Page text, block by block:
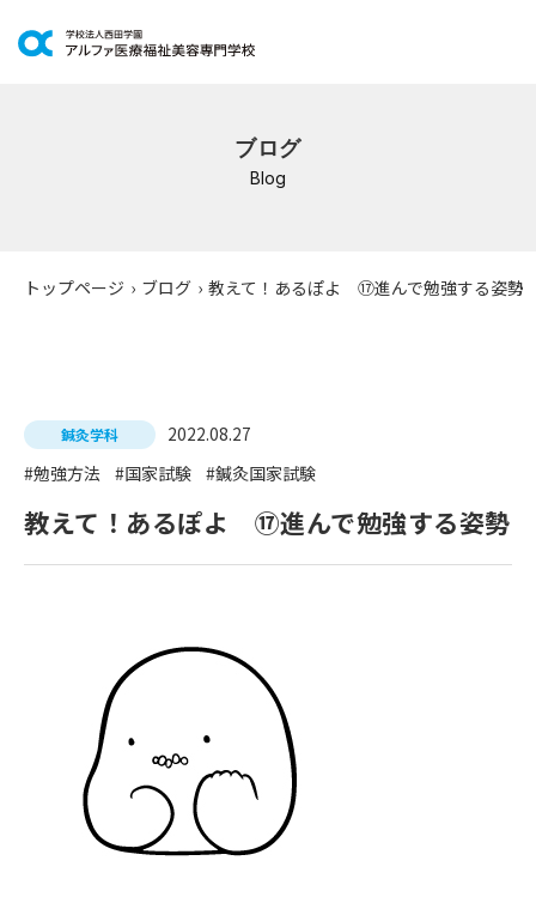
研修・講座
寄付金のご案内
在校生の皆さまへ
卒業生の皆さまへ
新着情報
ブログ
Blog
トップページ › ブログ › 教えて！あるぽよ ⑰進んで勉強する姿勢
鍼灸学科
2022.08.27
#勉強方法
#国家試験 #鍼灸国家試験
教えて！あるぽよ ⑰進んで勉強する姿勢